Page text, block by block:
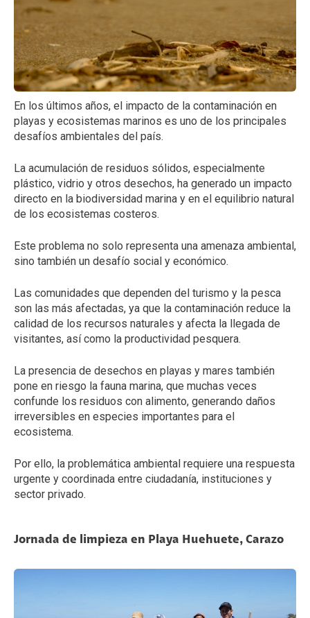
En los últimos años, el impacto de la contaminación en
playas y ecosistemas marinos es uno de los principales
desafíos ambientales del país.
La acumulación de residuos sólidos, especialmente
plástico, vidrio y otros desechos, ha generado un impacto
directo en la biodiversidad marina y en el equilibrio natural
de los ecosistemas costeros.
Este problema no solo representa una amenaza ambiental,
sino también un desafío social y económico.
Las comunidades que dependen del turismo y la pesca
son las más afectadas, ya que la contaminación reduce la
calidad de los recursos naturales y afecta la llegada de
visitantes, así como la productividad pesquera.
La presencia de desechos en playas y mares también
pone en riesgo la fauna marina, que muchas veces
confunde los residuos con alimento, generando daños
irreversibles en especies importantes para el
ecosistema.
Por ello, la problemática ambiental requiere una respuesta
urgente y coordinada entre ciudadanía, instituciones y
sector privado.
Jornada de limpieza en Playa Huehuete, Carazo